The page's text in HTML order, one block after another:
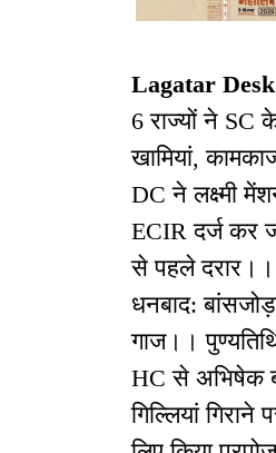
Lagatar
6 राज्यों ने SC
खामियां,
DC ने लक्ष्मी
ECIR दर्ज कर
से पहले दरार।।
धनबाद:
गाज।।
HC से अभिषेक
गिल्लियां